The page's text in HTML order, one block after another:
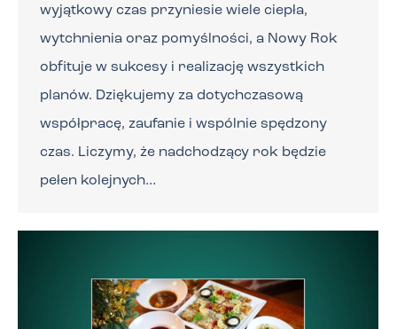
wyjątkowy czas przyniesie wiele ciepła,
wytchnienia oraz pomyślności, a Nowy Rok
obfituje w sukcesy i realizację wszystkich
planów. Dziękujemy za dotychczasową
współpracę, zaufanie i wspólnie spędzony
czas. Liczymy, że nadchodzący rok będzie
pełen kolejnych…